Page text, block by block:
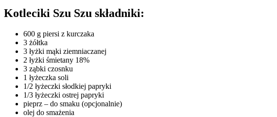
Kotleciki Szu Szu składniki:
600 g piersi z kurczaka
3 żółtka
3 łyżki mąki ziemniaczanej
2 łyżki śmietany 18%
3 ząbki czosnku
1 łyżeczka soli
1/2 łyżeczki słodkiej papryki
1/3 łyżeczki ostrej papryki
pieprz – do smaku (opcjonalnie)
olej do smażenia